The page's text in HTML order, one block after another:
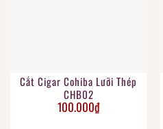
Cắt Cigar Cohiba Lưỡi Thép
CHB02
100.000₫